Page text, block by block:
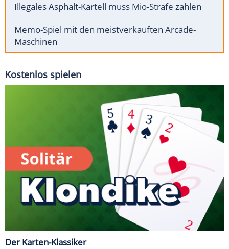
Illegales Asphalt-Kartell muss Mio-Strafe zahlen
Memo-Spiel mit den meistverkauften Arcade-
Maschinen
Kostenlos spielen
Der Karten-Klassiker